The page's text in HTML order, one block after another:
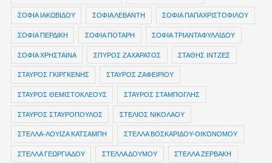
ΣΟΦΙΑ ΙΑΚΩΒΙΔΟΥ ΣΟΦΙΑ ΛΕΒΑΝΤΗ ΣΟΦΙΑ ΠΑΠΑΧΡΙΣΤΟΦΙΛΟΥ
ΣΟΦΙΑ ΠΕΡΔΙΚΗ ΣΟΦΙΑ ΠΟΤΑΡΗ ΣΟΦΙΑ ΤΡΙΑΝΤΑΦΥΛΛΙΔΟΥ
ΣΟΦΙΑ ΧΡΗΣΤΑΙΝΑ ΣΠΥΡΟΣ ΖΑΧΑΡΑΤΟΣ ΣΤΑΘΗΣ ΙΝΤΖΕΣ
ΣΤΑΥΡΟΣ ΓΚΙΡΓΚΕΝΗΣ ΣΤΑΥΡΟΣ ΖΑΦΕΙΡΙΟΥ
ΣΤΑΥΡΟΣ ΘΕΜΙΣΤΟΚΛΕΟΥΣ ΣΤΑΥΡΟΣ ΣΤΑΜΠΟΓΛΗΣ
ΣΤΑΥΡΟΣ ΣΤΑΥΡΟΠΟΥΛΟΣ ΣΤΕΛΙΟΣ ΝΙΚΟΛΑΟΥ
ΣΤΕΛΛΑ-ΛΟΥΙΖΑ ΚΑΤΣΑΜΠΗ ΣΤΕΛΛΑ ΒΟΣΚΑΡΙΔΟΥ-ΟΙΚΟΝΟΜΟΥ
ΣΤΕΛΛΑ ΓΕΩΡΓΙΑΔΟΥ ΣΤΕΛΛΑ ΔΟΥΜΟΥ ΣΤΕΛΛΑ ΖΕΡΒΑΚΗ